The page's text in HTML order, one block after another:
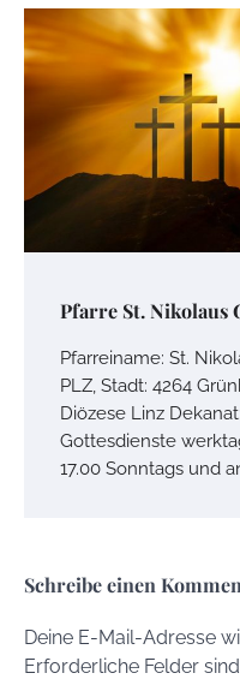
Pfarre St. Nikolaus
Pfarreiname: St.
PLZ, Stadt: 4264
Diözese Linz
Gottesdienste
17.00 Sonntags und
Schreibe einen
Deine E-Mail-Adresse
Erforderliche Felder